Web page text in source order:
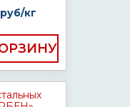
руб/кг